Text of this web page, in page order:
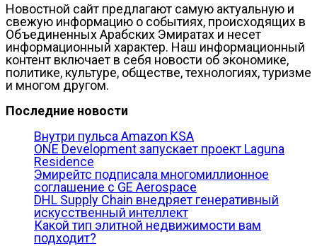
Новостной сайт предлагают самую актуальную и
свежую информацию о событиях, происходящих в
Объединенных Арабских Эмиратах и несет
информационный характер. Наш информационный
контент включает в себя новости об экономике,
политике, культуре, обществе, технологиях, туризме
и многом другом.
Последние новости
Внутри пульса Amazon KSA
ONE Development запускает проект Laguna
Residence
Эмирейтс подписала многомиллионное
соглашение с GE Aerospace
DHL Supply Chain внедряет генеративный
искусственный интеллект
Какой тип элитной недвижимости вам
подходит?